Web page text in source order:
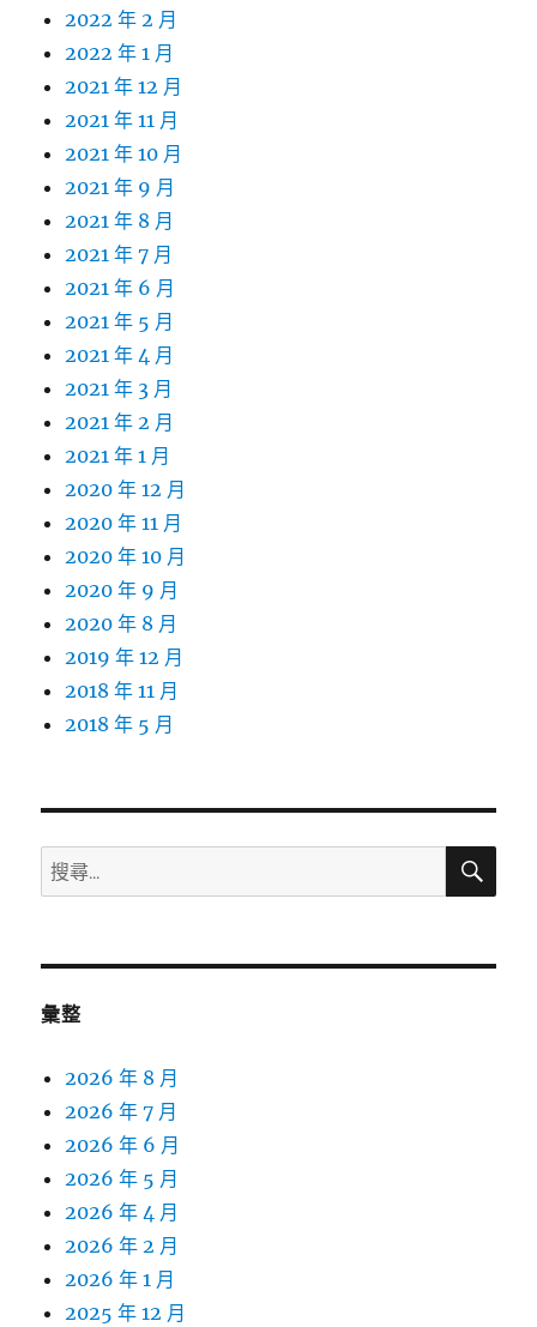
2022 年 2 月
2022 年 1 月
2021 年 12 月
2021 年 11 月
2021 年 10 月
2021 年 9 月
2021 年 8 月
2021 年 7 月
2021 年 6 月
2021 年 5 月
2021 年 4 月
2021 年 3 月
2021 年 2 月
2021 年 1 月
2020 年 12 月
2020 年 11 月
2020 年 10 月
2020 年 9 月
2020 年 8 月
2019 年 12 月
2018 年 11 月
2018 年 5 月
搜
尋
鍵
搜
彙整
2026 年 8 月
2026 年 7 月
2026 年 6 月
2026 年 5 月
2026 年 4 月
2026 年 2 月
2026 年 1 月
2025 年 12 月